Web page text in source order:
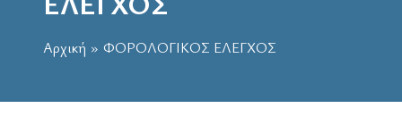
Αρχική ΦΟΡΟΛΟΓΙΚΟΣ ΕΛΕΓΧΟΣ